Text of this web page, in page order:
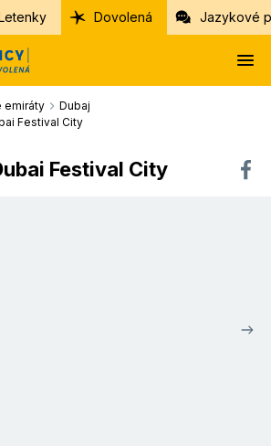
Dovolená Jazykové
emiráty
Dubaj
Festival City
Festival City